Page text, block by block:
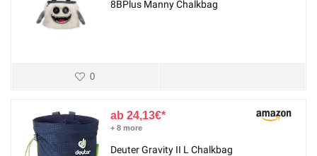
8BPlus Manny Chalkbag
0
24,13€
+ 8 more
Deuter Gravity II L Chalkbag